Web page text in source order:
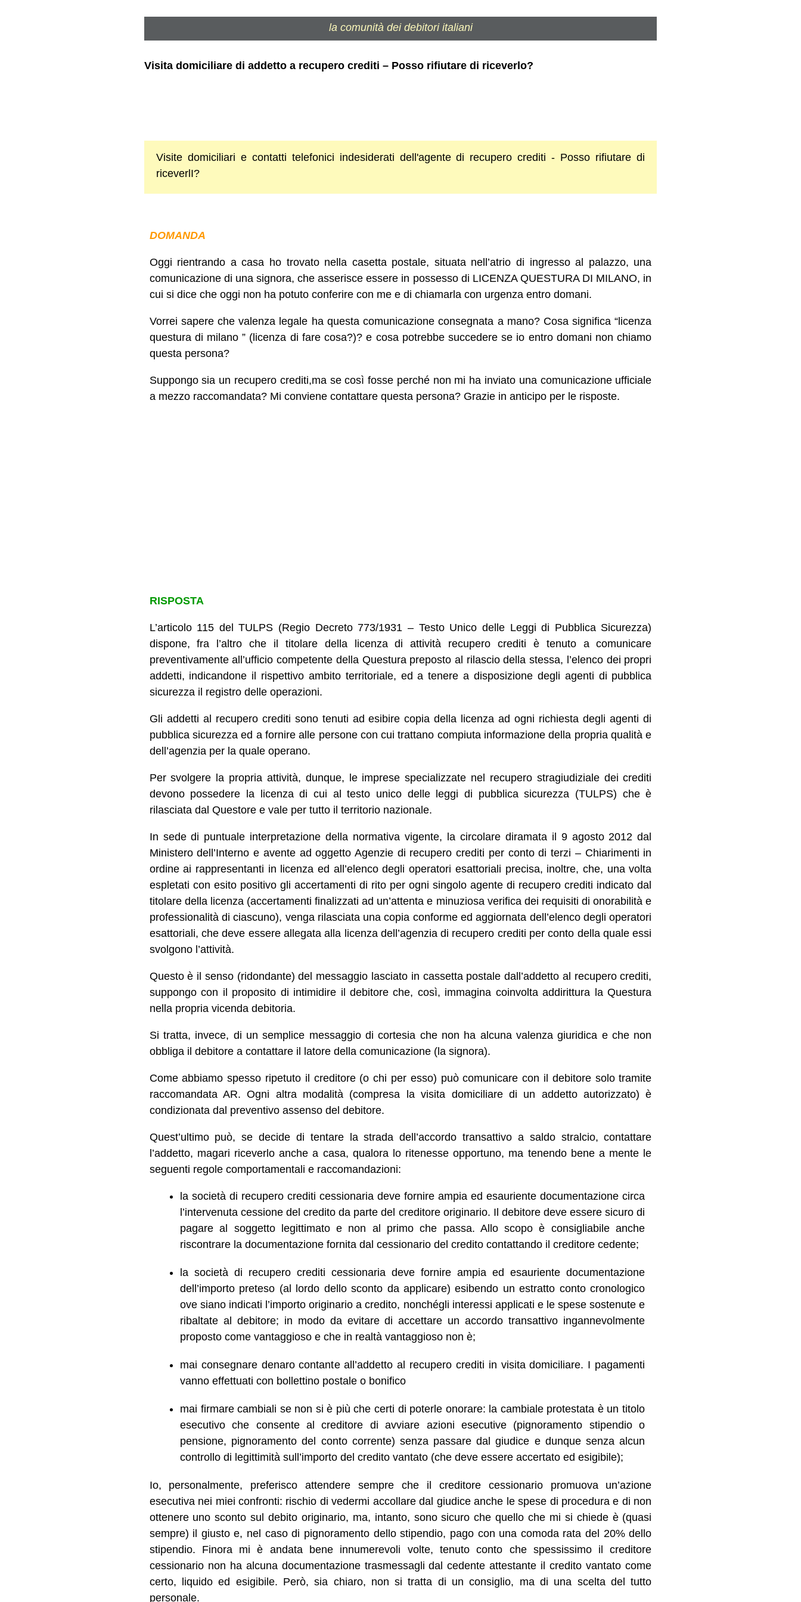
la comunità dei debitori italiani
Visita domiciliare di addetto a recupero crediti – Posso rifiutare di riceverlo?
Visite domiciliari e contatti telefonici indesiderati dell'agente di recupero crediti - Posso rifiutare di
riceverlI?
DOMANDA
Oggi rientrando a casa ho trovato nella casetta postale, situata nell’atrio di ingresso al palazzo, una
comunicazione di una signora, che asserisce essere in possesso di LICENZA QUESTURA DI MILANO, in
cui si dice che oggi non ha potuto conferire con me e di chiamarla con urgenza entro domani.
Vorrei sapere che valenza legale ha questa comunicazione consegnata a mano? Cosa significa “licenza
questura di milano ” (licenza di fare cosa?)? e cosa potrebbe succedere se io entro domani non chiamo
questa persona?
Suppongo sia un recupero crediti,ma se così fosse perché non mi ha inviato una comunicazione ufficiale
a mezzo raccomandata? Mi conviene contattare questa persona? Grazie in anticipo per le risposte.
RISPOSTA
L’articolo 115 del TULPS (Regio Decreto 773/1931 – Testo Unico delle Leggi di Pubblica Sicurezza)
dispone, fra l’altro che il titolare della licenza di attività recupero crediti è tenuto a comunicare
preventivamente all’ufficio competente della Questura preposto al rilascio della stessa, l’elenco dei propri
addetti, indicandone il rispettivo ambito territoriale, ed a tenere a disposizione degli agenti di pubblica
sicurezza il registro delle operazioni.
Gli addetti al recupero crediti sono tenuti ad esibire copia della licenza ad ogni richiesta degli agenti di
pubblica sicurezza ed a fornire alle persone con cui trattano compiuta informazione della propria qualità e
dell’agenzia per la quale operano.
Per svolgere la propria attività, dunque, le imprese specializzate nel recupero stragiudiziale dei crediti
devono possedere la licenza di cui al testo unico delle leggi di pubblica sicurezza (TULPS) che è
rilasciata dal Questore e vale per tutto il territorio nazionale.
In sede di puntuale interpretazione della normativa vigente, la circolare diramata il 9 agosto 2012 dal
Ministero dell’Interno e avente ad oggetto Agenzie di recupero crediti per conto di terzi – Chiarimenti in
ordine ai rappresentanti in licenza ed all’elenco degli operatori esattoriali precisa, inoltre, che, una volta
espletati con esito positivo gli accertamenti di rito per ogni singolo agente di recupero crediti indicato dal
titolare della licenza (accertamenti finalizzati ad un’attenta e minuziosa verifica dei requisiti di onorabilità e
professionalità di ciascuno), venga rilasciata una copia conforme ed aggiornata dell’elenco degli operatori
esattoriali, che deve essere allegata alla licenza dell’agenzia di recupero crediti per conto della quale essi
svolgono l’attività.
Questo è il senso (ridondante) del messaggio lasciato in cassetta postale dall’addetto al recupero crediti,
suppongo con il proposito di intimidire il debitore che, così, immagina coinvolta addirittura la Questura
nella propria vicenda debitoria.
Si tratta, invece, di un semplice messaggio di cortesia che non ha alcuna valenza giuridica e che non
obbliga il debitore a contattare il latore della comunicazione (la signora).
Come abbiamo spesso ripetuto il creditore (o chi per esso) può comunicare con il debitore solo tramite
raccomandata AR. Ogni altra modalità (compresa la visita domiciliare di un addetto autorizzato) è
condizionata dal preventivo assenso del debitore.
Quest’ultimo può, se decide di tentare la strada dell’accordo transattivo a saldo stralcio, contattare
l’addetto, magari riceverlo anche a casa, qualora lo ritenesse opportuno, ma tenendo bene a mente le
seguenti regole comportamentali e raccomandazioni:
la società di recupero crediti cessionaria deve fornire ampia ed esauriente documentazione circa
l’intervenuta cessione del credito da parte del creditore originario. Il debitore deve essere sicuro di
pagare al soggetto legittimato e non al primo che passa. Allo scopo è consigliabile anche
riscontrare la documentazione fornita dal cessionario del credito contattando il creditore cedente;
la società di recupero crediti cessionaria deve fornire ampia ed esauriente documentazione
dell’importo preteso (al lordo dello sconto da applicare) esibendo un estratto conto cronologico
ove siano indicati l’importo originario a credito, nonchégli interessi applicati e le spese sostenute e
ribaltate al debitore; in modo da evitare di accettare un accordo transattivo ingannevolmente
proposto come vantaggioso e che in realtà vantaggioso non è;
mai consegnare denaro contante all’addetto al recupero crediti in visita domiciliare. I pagamenti
vanno effettuati con bollettino postale o bonifico
mai firmare cambiali se non si è più che certi di poterle onorare: la cambiale protestata è un titolo
esecutivo che consente al creditore di avviare azioni esecutive (pignoramento stipendio o
pensione, pignoramento del conto corrente) senza passare dal giudice e dunque senza alcun
controllo di legittimità sull’importo del credito vantato (che deve essere accertato ed esigibile);
Io, personalmente, preferisco attendere sempre che il creditore cessionario promuova un’azione
esecutiva nei miei confronti: rischio di vedermi accollare dal giudice anche le spese di procedura e di non
ottenere uno sconto sul debito originario, ma, intanto, sono sicuro che quello che mi si chiede è (quasi
sempre) il giusto e, nel caso di pignoramento dello stipendio, pago con una comoda rata del 20% dello
stipendio. Finora mi è andata bene innumerevoli volte, tenuto conto che spessissimo il creditore
cessionario non ha alcuna documentazione trasmessagli dal cedente attestante il credito vantato come
certo, liquido ed esigibile. Però, sia chiaro, non si tratta di un consiglio, ma di una scelta del tutto
personale.